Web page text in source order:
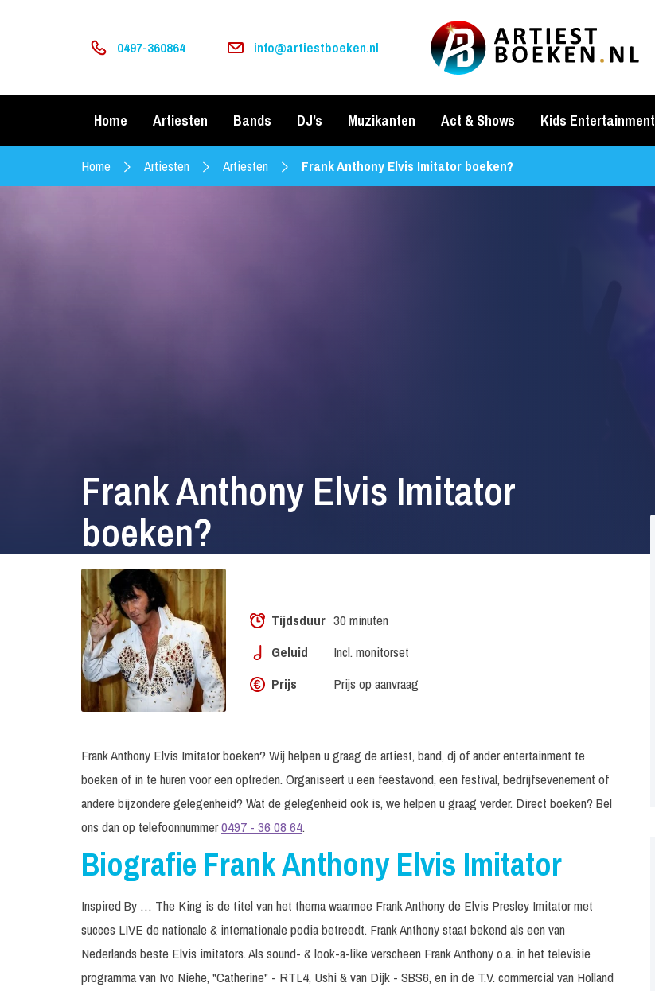
0497-360864 info@artiestboeken.nl
Home Artiesten Bands DJ’s Muzikanten Act & Shows Kids Entertainment
Home Artiesten Artiesten Frank Anthony Elvis Imitator boeken?
Frank Anthony Elvis Imitator
boeken?
Tijdsduur 30 minuten
Geluid
Incl. monitorset
Prijs
Prijs op aanvraag
Frank Anthony Elvis Imitator boeken? Wij helpen u graag de artiest, band, dj of ander entertainment te
boeken of in te huren voor een optreden. Organiseert u een feestavond, een festival, bedrijfsevenement of
andere bijzondere gelegenheid? Wat de gelegenheid ook is, we helpen u graag verder. Direct boeken? Bel
ons dan op telefoonnummer0497 - 36 08 64.
Biografie Frank Anthony Elvis Imitator
Inspired By … The King is de titel van het thema waarmee Frank Anthony de Elvis Presley Imitator met
succes LIVE de nationale & internationale podia betreedt. Frank Anthony staat bekend als een van
Nederlands beste Elvis imitators. Als sound- & look-a-like verscheen Frank Anthony o.a. in het televisie
programma van Ivo Niehe, "Catherine" - RTL4, Ushi & van Dijk - SBS6, en in de T.V. commercial van Holland